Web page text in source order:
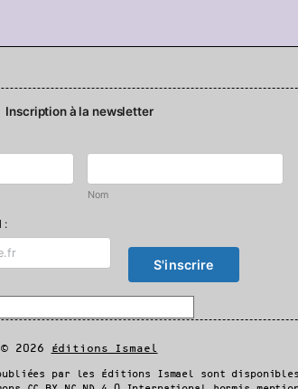
Inscription à la newsletter
Nom
:
© 2026 Éditions Ismael
par les Éditions Ismael sont